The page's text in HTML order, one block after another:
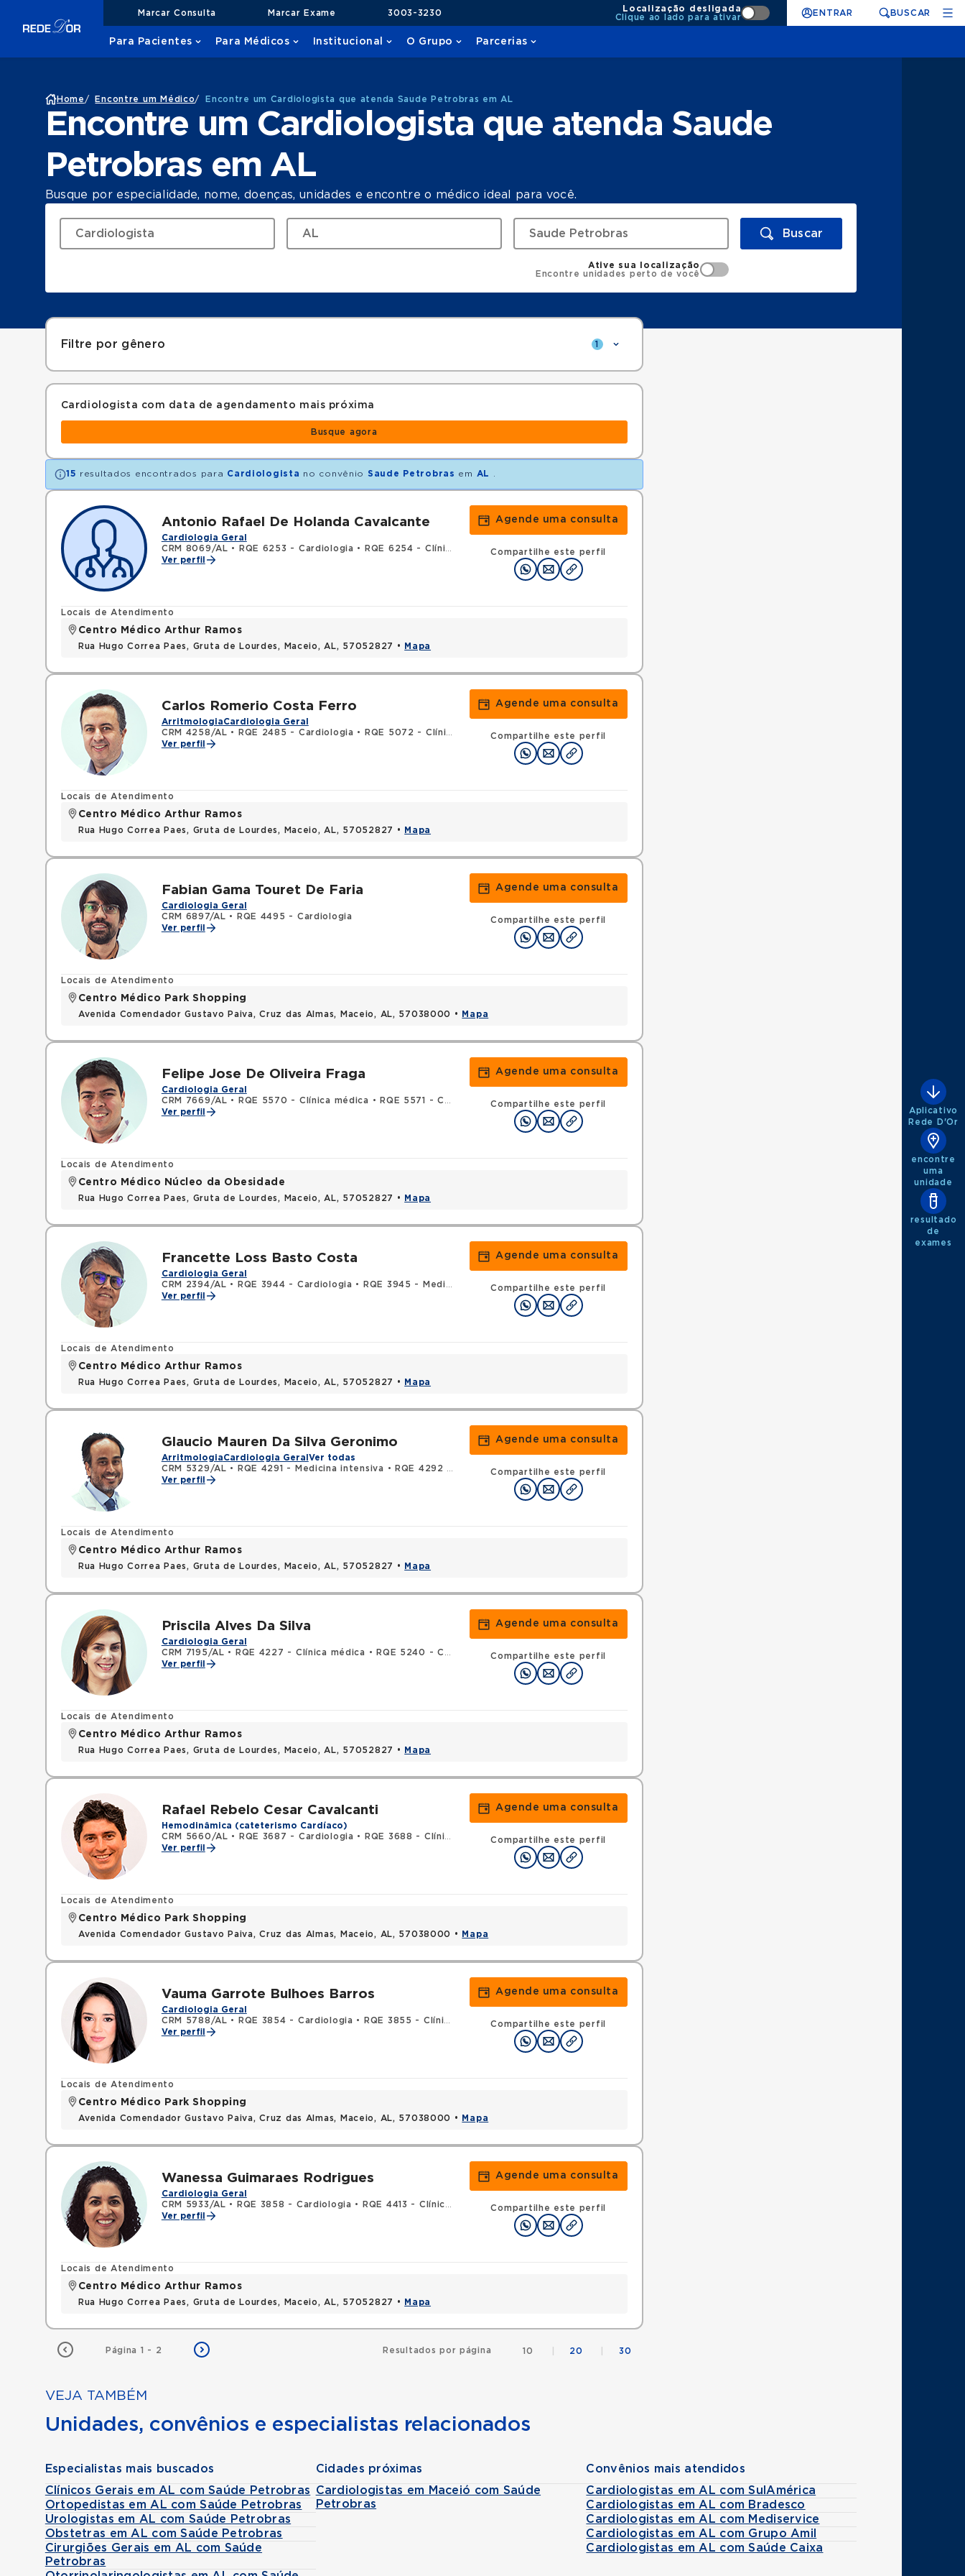
Marcar Consulta Marcar Exame 3003-3230
Localização desligada
Clique ao lado para ativar
ENTRAR BUSCAR
Para Pacientes Para Médicos Institucional O Grupo Parcerias
Home / Encontre um Médico/ Encontre um Cardiologista que atenda Saude Petrobras em AL
Encontre um Cardiologista que atenda Saude
Petrobras em AL
Busque por especialidade, nome, doenças, unidades e encontre o médico ideal para você.
Buscar
Ative sua localização
Encontre unidades perto de você
Filtre por gênero 1
Cardiologista com data de agendamento mais próxima
Busque agora
15 resultados encontrados para Cardiologista no convênio Saude Petrobras em AL
Antonio Rafael De Holanda Cavalcante
Cardiologia Geral
CRM 8069/AL • RQE 6253 - Cardiologia •
RQE 6254 - Clínica médica
Ver perfil
Agende uma consulta
Compartilhe este perfil
Locais de Atendimento
Centro Médico Arthur Ramos
Rua Hugo Correa Paes, Gruta de Lourdes, Maceio, AL, 57052827 • Mapa
Carlos Romerio Costa Ferro
ArritmologiaCardiologia Geral
CRM 4258/AL • RQE 2485 - Cardiologia •
RQE 5072 - Clínica médica
Ver perfil
Agende uma consulta
Compartilhe este perfil
Locais de Atendimento
Centro Médico Arthur Ramos
Rua Hugo Correa Paes, Gruta de Lourdes, Maceio, AL, 57052827 • Mapa
Fabian Gama Touret De Faria
Cardiologia Geral
CRM 6897/AL •
RQE 4495 - Cardiologia
Ver perfil
Agende uma consulta
Compartilhe este perfil
Locais de Atendimento
Centro Médico Park Shopping
Avenida Comendador Gustavo Paiva, Cruz das Almas, Maceio, AL, 57038000 • Mapa
Felipe Jose De Oliveira Fraga
Cardiologia Geral
CRM 7669/AL • RQE 5570 - Clínica médica •
RQE 5571 - Cardiologia
Ver perfil
Agende uma consulta
Compartilhe este perfil
Locais de Atendimento
Centro Médico Núcleo da Obesidade
Rua Hugo Correa Paes, Gruta de Lourdes, Maceio, AL, 57052827 • Mapa
Francette Loss Basto Costa
Cardiologia Geral
CRM 2394/AL • RQE 3944 - Cardiologia •
RQE 3945 - Medicina intensiva
Ver perfil
Agende uma consulta
Compartilhe este perfil
Locais de Atendimento
Centro Médico Arthur Ramos
Rua Hugo Correa Paes, Gruta de Lourdes, Maceio, AL, 57052827 • Mapa
Glaucio Mauren Da Silva Geronimo
ArritmologiaCardiologia Geral Ver todas
CRM 5329/AL • RQE 4291 - Medicina intensiva •
RQE 4292 - Cirurgia cardiovascular
Ver perfil
Agende uma consulta
Compartilhe este perfil
Locais de Atendimento
Centro Médico Arthur Ramos
Rua Hugo Correa Paes, Gruta de Lourdes, Maceio, AL, 57052827 • Mapa
Priscila Alves Da Silva
Cardiologia Geral
CRM 7195/AL • RQE 4227 - Clínica médica •
RQE 5240 - Cardiologia
Ver perfil
Agende uma consulta
Compartilhe este perfil
Locais de Atendimento
Centro Médico Arthur Ramos
Rua Hugo Correa Paes, Gruta de Lourdes, Maceio, AL, 57052827 • Mapa
Rafael Rebelo Cesar Cavalcanti
Hemodinâmica (cateterismo Cardíaco)
CRM 5660/AL • RQE 3687 - Cardiologia •
RQE 3688 - Clínica médica
Ver perfil
Agende uma consulta
Compartilhe este perfil
Locais de Atendimento
Centro Médico Park Shopping
Avenida Comendador Gustavo Paiva, Cruz das Almas, Maceio, AL, 57038000 • Mapa
Vauma Garrote Bulhoes Barros
Cardiologia Geral
CRM 5788/AL • RQE 3854 - Cardiologia •
RQE 3855 - Clínica médica
Ver perfil
Agende uma consulta
Compartilhe este perfil
Locais de Atendimento
Centro Médico Park Shopping
Avenida Comendador Gustavo Paiva, Cruz das Almas, Maceio, AL, 57038000 • Mapa
Wanessa Guimaraes Rodrigues
Cardiologia Geral
CRM 5933/AL • RQE 3858 - Cardiologia •
RQE 4413 - Clínica médica
Ver perfil
Agende uma consulta
Compartilhe este perfil
Locais de Atendimento
Centro Médico Arthur Ramos
Rua Hugo Correa Paes, Gruta de Lourdes, Maceio, AL, 57052827 • Mapa
Página 1 - 2 Resultados por página 10 20 30
VEJA TAMBÉM
Unidades, convênios e especialistas relacionados
Especialistas mais buscados
Clínicos Gerais em AL com Saúde Petrobras
Ortopedistas em AL com Saúde Petrobras
Urologistas em AL com Saúde Petrobras
Obstetras em AL com Saúde Petrobras
Cirurgiões Gerais em AL com Saúde
Petrobras
Cidades próximas
Cardiologistas em Maceió com Saúde
Petrobras
Convênios mais atendidos
Cardiologistas em AL com SulAmérica
Cardiologistas em AL com Bradesco
Cardiologistas em AL com Mediservice
Cardiologistas em AL com Grupo Amil
Cardiologistas em AL com Saúde Caixa
Aplicativo
Rede D'Or
encontre
uma
unidade
resultado
de
exames